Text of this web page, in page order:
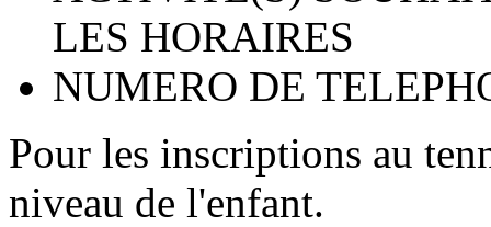
LES HORAIRES
NUMERO DE
Pour les inscriptions au
niveau de l'enfant.